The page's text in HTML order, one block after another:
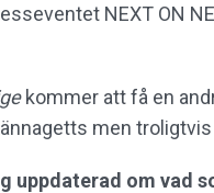
NEXT ON
kommer att få en
men
uppdaterad om vad